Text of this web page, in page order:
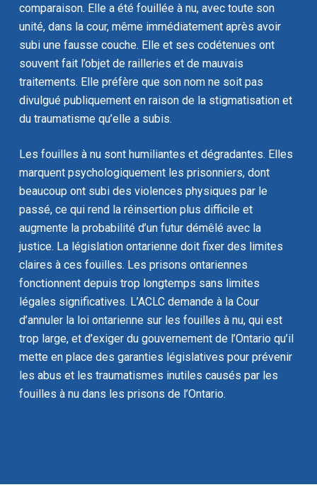
comparaison. Elle a été fouillée à nu, avec toute son
unité, dans la cour, même immédiatement après avoir
subi une fausse couche. Elle et ses codétenues ont
souvent fait l’objet de railleries et de mauvais
traitements. Elle préfère que son nom ne soit pas
divulgué publiquement en raison de la stigmatisation et
du traumatisme qu’elle a subis.
Les fouilles à nu sont humiliantes et dégradantes. Elles
marquent psychologiquement les prisonniers, dont
beaucoup ont subi des violences physiques par le
passé, ce qui rend la réinsertion plus difficile et
augmente la probabilité d’un futur démêlé avec la
justice. La législation ontarienne doit fixer des limites
claires à ces fouilles. Les prisons ontariennes
fonctionnent depuis trop longtemps sans limites
légales significatives. L’ACLC demande à la Cour
d’annuler la loi ontarienne sur les fouilles à nu, qui est
trop large, et d’exiger du gouvernement de l’Ontario qu’il
mette en place des garanties législatives pour prévenir
les abus et les traumatismes inutiles causés par les
fouilles à nu dans les prisons de l’Ontario.